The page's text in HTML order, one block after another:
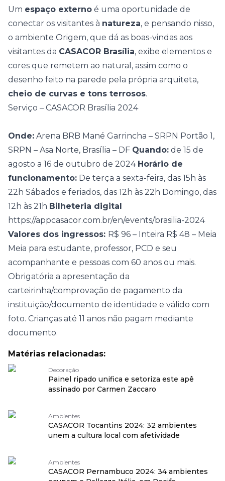
Um espaço externo é uma oportunidade de
conectar os visitantes à natureza, e pensando nisso,
o ambiente Origem, que dá as boas-vindas aos
visitantes da CASACOR Brasília, exibe elementos e
cores que remetem ao natural, assim como o
desenho feito na parede pela própria arquiteta,
cheio de curvas e tons terrosos.
Serviço – CASACOR Brasília 2024
Onde: Arena BRB Mané Garrincha – SRPN Portão 1,
SRPN – Asa Norte, Brasília – DF Quando: de 15 de
agosto a 16 de outubro de 2024 Horário de
funcionamento: De terça a sexta-feira, das 15h às
22h Sábados e feriados, das 12h às 22h Domingo, das
12h às 21h Bilheteria digital
https://appcasacor.com.br/en/events/brasilia-2024
Valores dos ingressos: R$ 96 – Inteira R$ 48 – Meia
Meia para estudante, professor, PCD e seu
acompanhante e pessoas com 60 anos ou mais.
Obrigatória a apresentação da
carteirinha/comprovação de pagamento da
instituição/documento de identidade e válido com
foto. Crianças até 11 anos não pagam mediante
documento.
Matérias relacionadas:
Decoração
Painel ripado unifica e setoriza este apê
assinado por Carmen Zaccaro
Ambientes
CASACOR Tocantins 2024: 32 ambientes
unem a cultura local com afetividade
Ambientes
CASACOR Pernambuco 2024: 34 ambientes